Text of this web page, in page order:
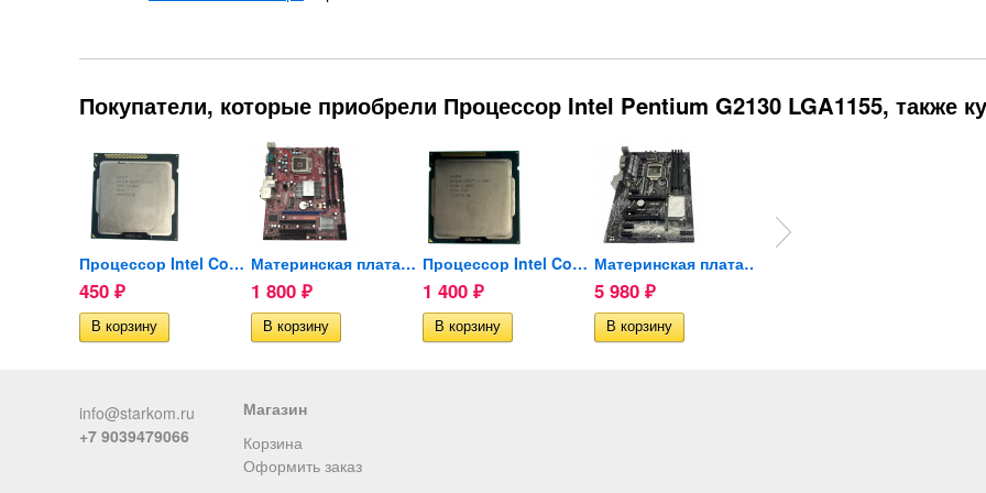
Покупатели, которые приобрели Процессор Intel Pentium G2130 LGA1155, также
Процессор Intel Core...
450 ₽
Материнская плата MSI...
1 800 ₽
Процессор Intel Core...
1 400 ₽
Материнская плата ASUS...
5 980 ₽
info@starkom.ru
+7 9039479066
Магазин
Корзина
Оформить заказ